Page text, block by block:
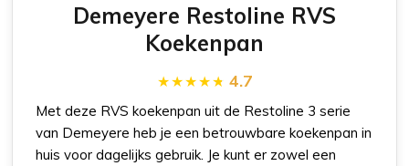
Demeyere Restoline RVS
Koekenpan
4.7
Met deze RVS koekenpan uit de Restoline 3 serie
van Demeyere heb je een betrouwbare koekenpan in
huis voor dagelijks gebruik. Je kunt er zowel een